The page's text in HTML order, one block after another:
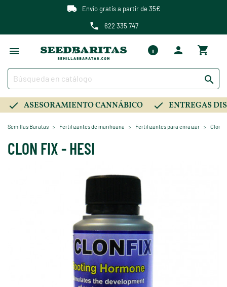
Envío gratis a partir de 35€
622 335 747

ASESORAMIENTO CANNÁBICO ENTREGAS
Semillas Baratas Fertilizantes de marihuana Fertilizantes para enraizar Clon
CLON FIX - HESI